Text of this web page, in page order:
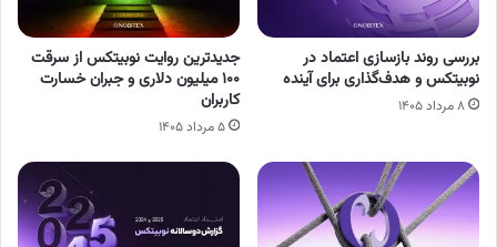
بررسی روند بازسازی اعتماد در
نوبیتکس و هدف‌گذاری برای آینده
۸ مرداد ۱۴۰۵
جدیدترین روایت نوبیتکس از سرقت
۱۰۰ میلیون دلاری و جبران خسارت
کاربران
۵ مرداد ۱۴۰۵